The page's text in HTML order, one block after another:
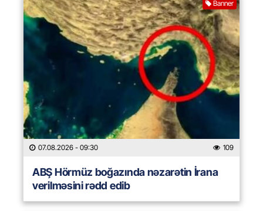
Banner
07.08.2026 - 09:30 109
ABŞ Hörmüz boğazında nəzarətin İrana
verilməsini rədd edib